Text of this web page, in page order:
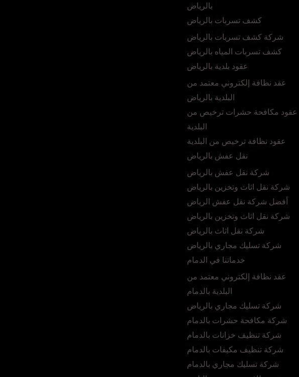
بالرياض
كشف تسربات بالرياض
شركة كشف تسربات بالرياض
كشف تسربات المياه بالرياض
عقود بلدية بالرياض
عقد نظافة إلكتروني معتمد من
البلدية بالرياض
عقود مكافحة حشرات ترخيص من
البلدية
عقود نظافة ترخيص من البلدية
نقل عفش بالرياض
شركة نقل عفش بالرياض
شركة نقل اثاث وتخزين بالرياض
أفضل شركة نقل عفش الرياض
شركة نقل اثاث وتخزين بالرياض
شركة نقل اثاث بالرياض
شركة تسليك مجاري بالرياض
خدماتنا في الدمام
عقد نظافة إلكتروني معتمد من
البلدية بالدمام
شركة تسليك مجاري بالرياض
شركة مكافحة حشرات بالدمام
شركة تنظيف خزانات بالدمام
شركة تنظيف مكيفات بالدمام
شركة تسليك مجاري بالدمام